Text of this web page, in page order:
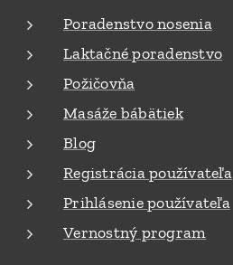
Poradenstvo nosenia
Laktačné poradenstvo
Požičovňa
Masáže bábätiek
Blog
Registrácia používateľa
Prihlásenie používateľa
Vernostný program